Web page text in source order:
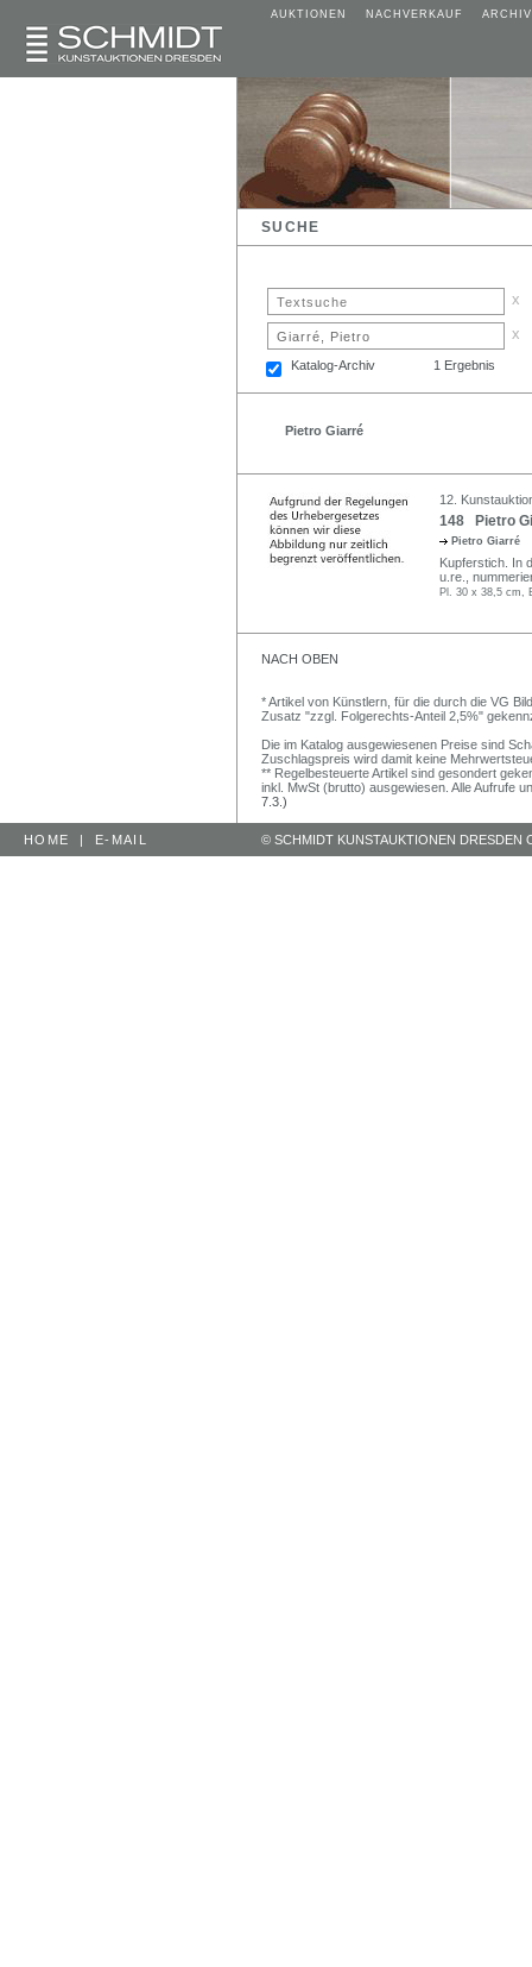
AUKTIONEN NACHVERKAUF ARCHIV
SUCHE
x
x
Katalog-Archiv 1 Ergebnis
Pietro Giarré
12.
148 Pietro
Pietro Giarré
Kupferstich. In
u.re.,
Pl. 30 x 38,5 cm,
NACH OBEN
* Artikel von Künstlern, für die durch die VG
Zusatz "zzgl. Folgerechts-Anteil 2,5%"
Die im Katalog ausgewiesenen Preise sind
Zuschlagspreis wird damit keine
** Regelbesteuerte Artikel sind gesondert
inkl. MwSt (brutto) ausgewiesen. Alle Aufrufe
7.3.)
HOME | E-MAIL © SCHMIDT KUNSTAUKTIONEN DRESDEN